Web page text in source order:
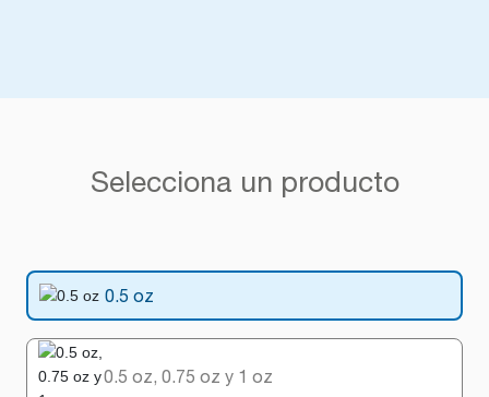
Selecciona un producto
0.5 oz
0.5 oz, 0.75 oz y 1 oz